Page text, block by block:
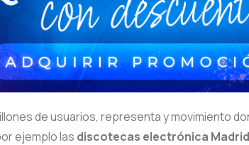
de usuarios, representa y movimiento
ejemplo las discotecas electrónica Madrid